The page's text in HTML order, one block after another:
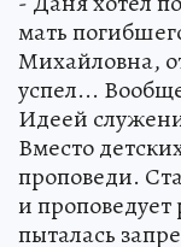
мать
Михайловна,
успел...
Идеей
Вместо
проповеди.
и
пыталась